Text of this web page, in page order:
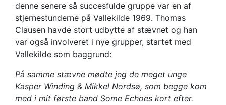
denne senere så succesfulde gruppe var en af
stjernestunderne på Vallekilde 1969. Thomas
Clausen havde stort udbytte af stævnet og han
var også involveret i nye grupper, startet med
Vallekilde som baggrund:
På samme stævne mødte jeg de meget unge
Kasper Winding & Mikkel Nordsø, som begge kom
med i mit første band Some Echoes kort efter.